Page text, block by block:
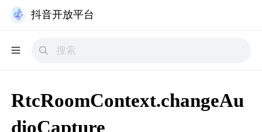
抖音开放平台
RtcRoomContext.changeAu
dioCapture